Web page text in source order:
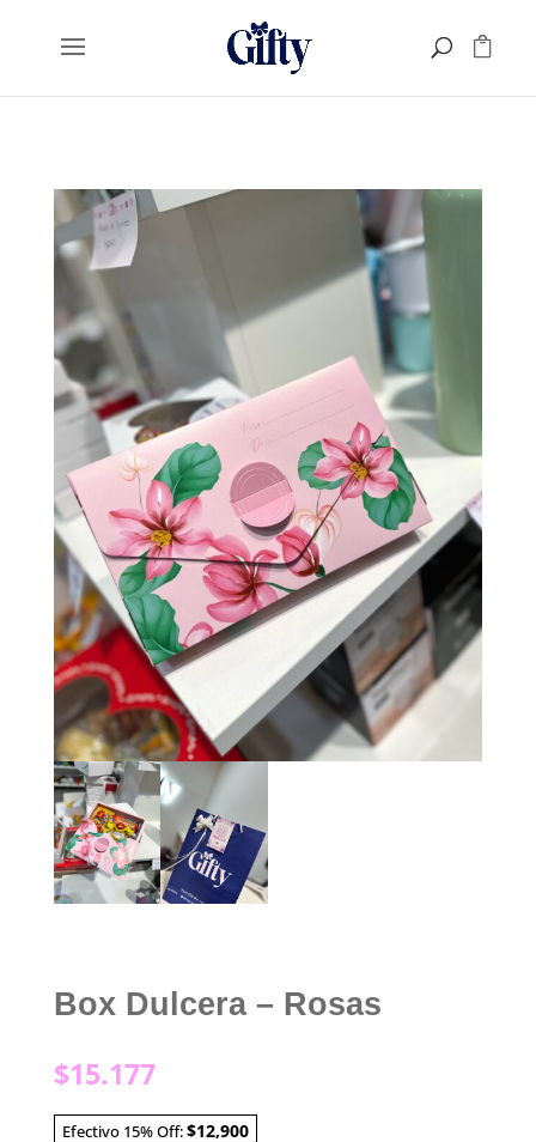
Box Dulcera – Rosas
$15.177
Efectivo 15% Off:$12,900